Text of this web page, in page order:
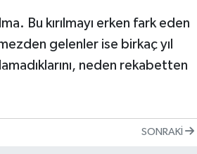
Bu kırılmayı erken fark eden
gelenler ise birkaç yıl
neden rekabetten
SONRAKI